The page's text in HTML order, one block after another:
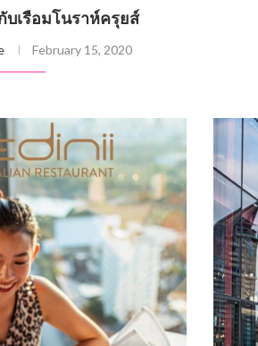
บเรือมโนราห์ครุยส์
February 15, 2020